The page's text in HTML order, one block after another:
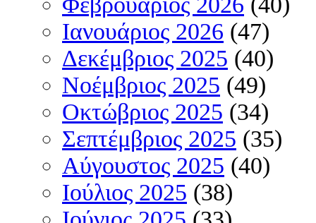
Ιανουάριος 2026 (47)
Δεκέμβριος 2025 (40)
Νοέμβριος 2025 (49)
Οκτώβριος 2025 (34)
Σεπτέμβριος 2025 (35)
Αύγουστος 2025 (40)
Ιούλιος 2025 (38)